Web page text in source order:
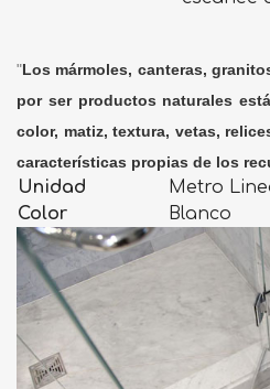
"Los mármoles, canteras,
por ser productos naturales
color, matiz, textura, vetas,
características propias de los
Unidad
Metro
Color
Blanco